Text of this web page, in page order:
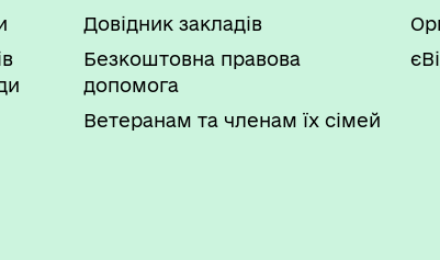
та очікуваної вартості
земельних ділянок на
від 18.11.2024 року
предмета закупівлі, розміру
предмета закупівлі, розміру
Довідник закладів
Безкоштовна правова
допомога
Ветеранам та членам їх сімей